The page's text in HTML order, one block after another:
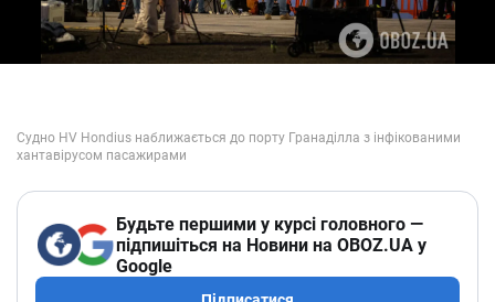
Будьте першими у курсі головного —
підпишіться на Новини на OBOZ.UA у
Google